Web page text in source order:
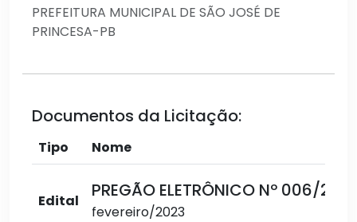
PREFEITURA MUNICIPAL DE SÃO JOSÉ DE
PRINCESA-PB
Documentos da Licitação:
Tipo Nome
Edital PREGÃO ELETRÔNICO Nº 006/
fevereiro/2023